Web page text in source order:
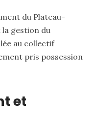
du Plateau-
gestion du
au collectif
pris possession
et